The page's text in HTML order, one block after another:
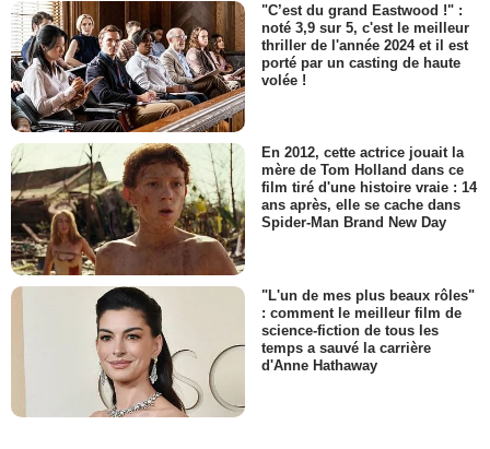
"C’est du grand Eastwood !" :
noté 3,9 sur 5, c'est le meilleur
thriller de l'année 2024 et il est
porté par un casting de haute
volée !
En 2012, cette actrice jouait la
mère de Tom Holland dans ce
film tiré d'une histoire vraie : 14
ans après, elle se cache dans
Spider-Man Brand New Day
"L'un de mes plus beaux rôles"
: comment le meilleur film de
science-fiction de tous les
temps a sauvé la carrière
d'Anne Hathaway